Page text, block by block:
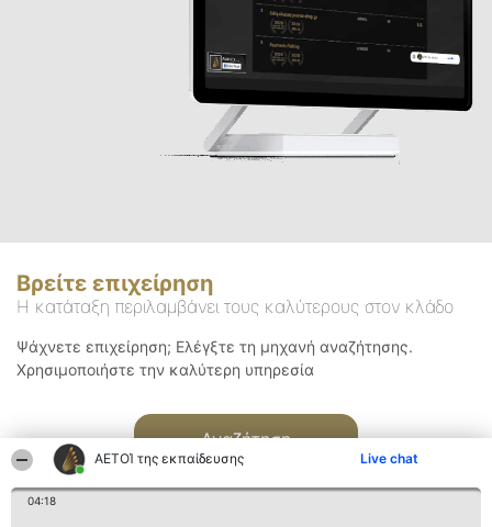
ΑΕΤΟΊ της εκπαίδευσης Live chat
04:18
Βρείτε επιχείρηση
Η κατάταξη περιλαμβάνει τους καλύτερους στον κλάδο
Ψάχνετε επιχείρηση; Ελέγξτε τη μηχανή αναζήτησης.
Χρησιμοποιήστε την καλύτερη υπηρεσία
Αναζήτηση